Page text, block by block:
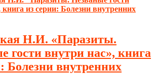
Н.И. «Паразиты.
гости внутри нас», книга
Болезни внутренних